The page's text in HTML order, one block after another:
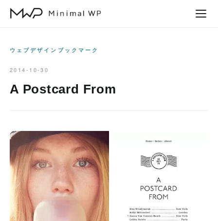
ウェブデザインブックマーク
2014-10-30
A Postcard From